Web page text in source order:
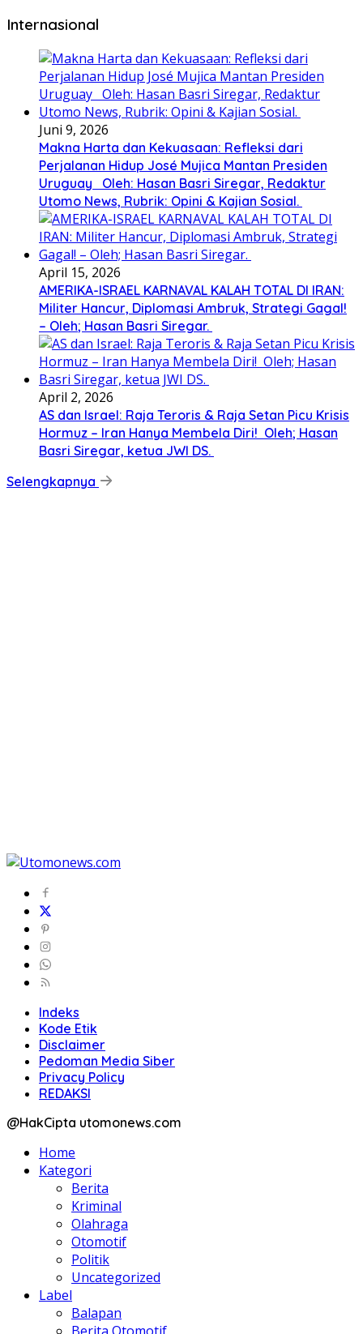
Internasional
Juni 9, 2026
Makna Harta dan Kekuasaan: Refleksi dari
Perjalanan Hidup José Mujica Mantan Presiden
Uruguay Oleh: Hasan Basri Siregar, Redaktur
Utomo News, Rubrik: Opini & Kajian Sosial.
April 15, 2026
AMERIKA-ISRAEL KARNAVAL KALAH TOTAL DI IRAN:
Militer Hancur, Diplomasi Ambruk, Strategi Gagal!
– Oleh; Hasan Basri Siregar.
April 2, 2026
AS dan Israel: Raja Teroris & Raja Setan Picu Krisis
Hormuz – Iran Hanya Membela Diri! Oleh; Hasan
Basri Siregar, ketua JWI DS.
Selengkapnya
Indeks
Kode Etik
Disclaimer
Pedoman Media Siber
Privacy Policy
REDAKSI
@HakCipta utomonews.com
Home
Kategori
Berita
Kriminal
Olahraga
Otomotif
Politik
Uncategorized
Label
Balapan